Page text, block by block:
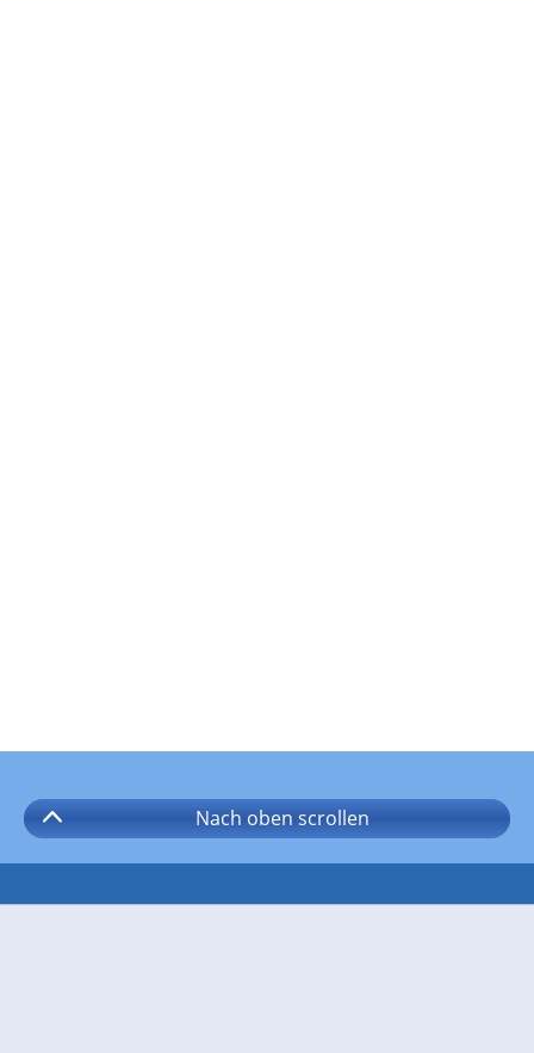
Nach oben scrollen